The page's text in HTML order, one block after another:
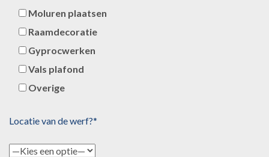
Moluren plaatsen
Raamdecoratie
Gyprocwerken
Vals plafond
Overige
Locatie van de werf?*